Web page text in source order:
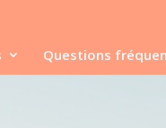
Questions